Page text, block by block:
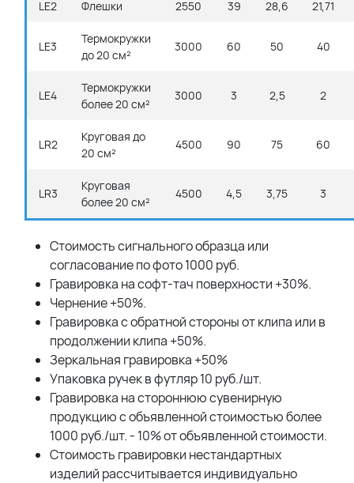
LE2 Флешки 2550 39 28,6 21,71
LE3
Термокружки
до 20 см²
3000 60 50 40
LE4
Термокружки
более 20 см²
3000 3 2,5 2
LR2
Круговая до
20 см²
4500 90 75 60
LR3
Круговая
более 20 см²
4500 4,5 3,75 3
Стоимость сигнального образца или
согласование по фото 1000 руб.
Гравировка на софт-тач поверхности +30%.
Чернение +50%.
Гравировка с обратной стороны от клипа или в
продолжении клипа +50%.
Зеркальная гравировка +50%
Упаковка ручек в футляр 10 руб./шт.
Гравировка на стороннюю сувенирную
продукцию с объявленной стоимостью более
1000 руб./шт. - 10% от объявленной стоимости.
Стоимость гравировки нестандартных
изделий рассчитывается индивидуально